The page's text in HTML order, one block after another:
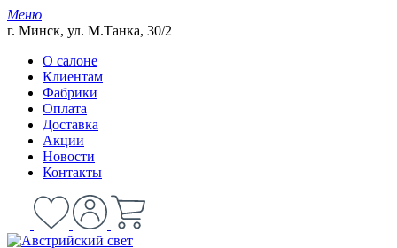
Меню
г. Минск, ул. М.Танка, 30/2
О салоне
Клиентам
Фабрики
Оплата
Доставка
Акции
Новости
Контакты